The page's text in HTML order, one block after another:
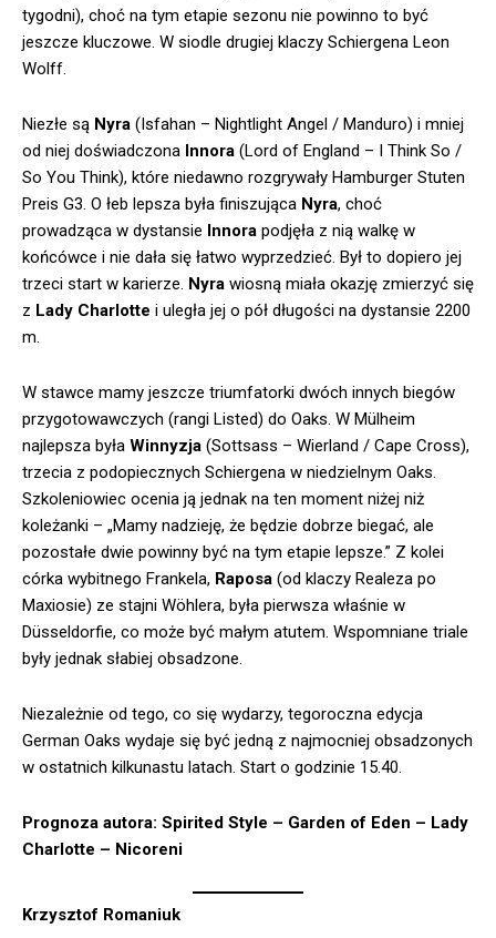
tygodni), choć na tym etapie sezonu nie powinno to być
jeszcze kluczowe. W siodle drugiej klaczy Schiergena Leon
Wolff.
Niezłe są Nyra (Isfahan – Nightlight Angel / Manduro) i mniej
od niej doświadczona Innora (Lord of England – I Think So /
So You Think), które niedawno rozgrywały Hamburger Stuten
Preis G3. O łeb lepsza była finiszująca Nyra, choć
prowadząca w dystansie Innora podjęła z nią walkę w
końcówce i nie dała się łatwo wyprzedzieć. Był to dopiero jej
trzeci start w karierze. Nyra wiosną miała okazję zmierzyć się
z Lady Charlotte i uległa jej o pół długości na dystansie 2200
m.
W stawce mamy jeszcze triumfatorki dwóch innych biegów
przygotowawczych (rangi Listed) do Oaks. W Mülheim
najlepsza była Winnyzja (Sottsass – Wierland / Cape Cross),
trzecia z podopiecznych Schiergena w niedzielnym Oaks.
Szkoleniowiec ocenia ją jednak na ten moment niżej niż
koleżanki – „Mamy nadzieję, że będzie dobrze biegać, ale
pozostałe dwie powinny być na tym etapie lepsze.” Z kolei
córka wybitnego Frankela, Raposa (od klaczy Realeza po
Maxiosie) ze stajni Wöhlera, była pierwsza właśnie w
Düsseldorfie, co może być małym atutem. Wspomniane triale
były jednak słabiej obsadzone.
Niezależnie od tego, co się wydarzy, tegoroczna edycja
German Oaks wydaje się być jedną z najmocniej obsadzonych
w ostatnich kilkunastu latach. Start o godzinie 15.40.
Prognoza autora: Spirited Style – Garden of Eden – Lady
Charlotte – Nicoreni
Krzysztof Romaniuk